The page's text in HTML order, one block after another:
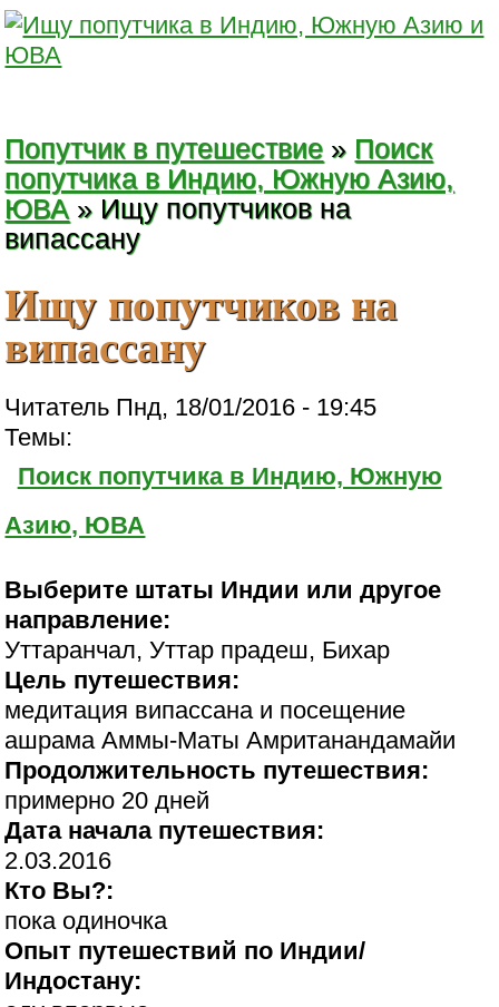
Попутчик в путешествие » Поиск
попутчика в Индию, Южную Азию,
ЮВА » Ищу попутчиков на
випассану
Ищу попутчиков на
випассану
Читатель Пнд, 18/01/2016 - 19:45
Темы:
Поиск попутчика в Индию, Южную
Азию, ЮВА
Выберите штаты Индии или другое
направление:
Уттаранчал, Уттар прадеш, Бихар
Цель путешествия:
медитация випассана и посещение
ашрама Аммы-Маты Амританандамайи
Продолжительность путешествия:
примерно 20 дней
Дата начала путешествия:
2.03.2016
Кто Вы?:
пока одиночка
Опыт путешествий по Индии/
Индостану: